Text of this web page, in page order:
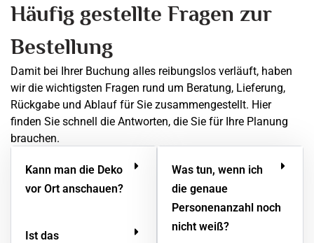
Häufig gestellte Fragen zur
Bestellung
Damit bei Ihrer Buchung alles reibungslos verläuft, haben
wir die wichtigsten Fragen rund um Beratung, Lieferung,
Rückgabe und Ablauf für Sie zusammengestellt. Hier
finden Sie schnell die Antworten, die Sie für Ihre Planung
brauchen.
Kann man die Deko
vor Ort anschauen?
Ist das
Was tun, wenn ich
die genaue
Personenanzahl noch
nicht weiß?